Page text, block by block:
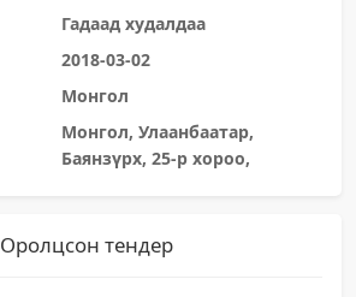
Гадаад худалдаа
2018-03-02
Монгол
Монгол, Улаанбаатар,
Баянзүрх, 25-р хороо,
Оролцсон тендер